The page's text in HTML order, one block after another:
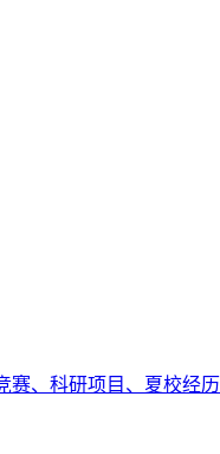
、科研项目、夏校经